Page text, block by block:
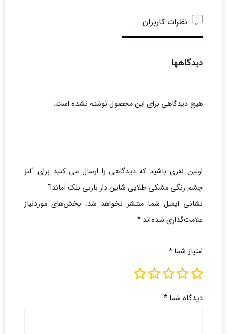
نظرات کاربران
دیدگاهها
هیچ دیدگاهی برای این محصول نوشته نشده است.
اولین نفری باشید که دیدگاهی را ارسال می کنید برای “لنز
چشم رنگی مشکی طلایی شاین دار باربی بلک آماندا”
نشانی ایمیل شما منتشر نخواهد شد. بخش‌های موردنیاز
علامت‌گذاری شده‌اند *
امتیاز شما *
دیدگاه شما *